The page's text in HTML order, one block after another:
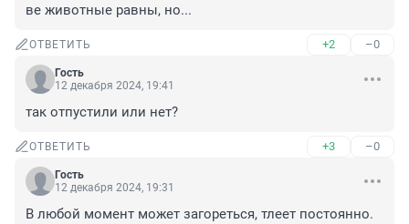
ве животные равны, но...
ОТВЕТИТЬ +2 –0
Гость
12 декабря 2024, 19:41
так отпустили или нет?
ОТВЕТИТЬ +3 –0
Гость
12 декабря 2024, 19:31
В любой момент может загореться, тлеет постоянно.